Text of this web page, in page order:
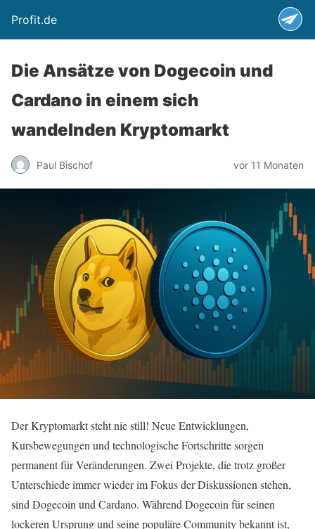
Profit.de
Die Ansätze von Dogecoin und
Cardano in einem sich
wandelnden Kryptomarkt
Paul Bischof vor 11 Monaten
Der Kryptomarkt steht nie still! Neue Entwicklungen,
Kursbewegungen und technologische Fortschritte sorgen
permanent für Veränderungen. Zwei Projekte, die trotz großer
Unterschiede immer wieder im Fokus der Diskussionen stehen,
sind Dogecoin und Cardano. Während Dogecoin für seinen
lockeren Ursprung und seine populäre Community bekannt ist,